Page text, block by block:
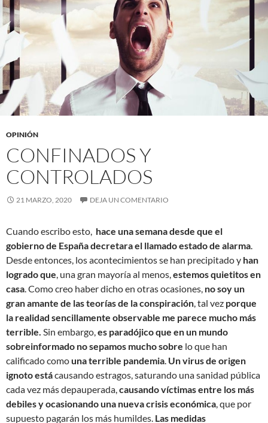
OPINIÓN
CONFINADOS Y
CONTROLADOS
21 MARZO, 2020 DEJA UN COMENTARIO
Cuando escribo esto, hace una semana desde que el
gobierno de España decretara el llamado estado de alarma.
Desde entonces, los acontecimientos se han precipitado y han
logrado que, una gran mayoría al menos,estemos quietitos en
casa. Como creo haber dicho en otras ocasiones, no soy un
gran amante de las teorías de la conspiración, tal vez porque
la realidad sencillamente observable me parece mucho más
terrible. Sin embargo,es paradójico que en un mundo
sobreinformado no sepamos mucho sobre lo que han
calificado comouna terrible pandemia. Un virus de origen
ignoto estácausando estragos, saturando una sanidad pública
cada vez más depauperada,causando víctimas entre los más
debiles y ocasionando una nueva crisis económica, que por
supuesto pagarán los más humildes. Las medidas